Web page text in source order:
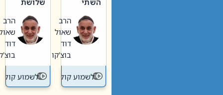
וערב של
חיינו
הרב
שאול
דוד
בוצ'קו
לשמוע קול תורה – מדרש
האבות
הרב
שאול
דוד
בוצ'קו
לשמוע קול